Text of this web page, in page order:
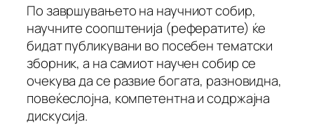
По завршувањето на научниот собир,
научните соопштенија (рефератите) ќе
бидат публикувани во посебен тематски
зборник, а на самиот научен собир се
очекува да се развие богата, разновидна,
повеќеслојна, компетентна и содржајна
дискусија.